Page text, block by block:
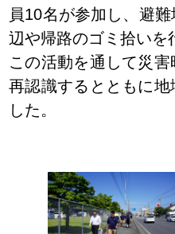
員10名が参加し、避
辺や帰路のゴミ拾いを
この活動を通して災
再認識するとともに地
した。